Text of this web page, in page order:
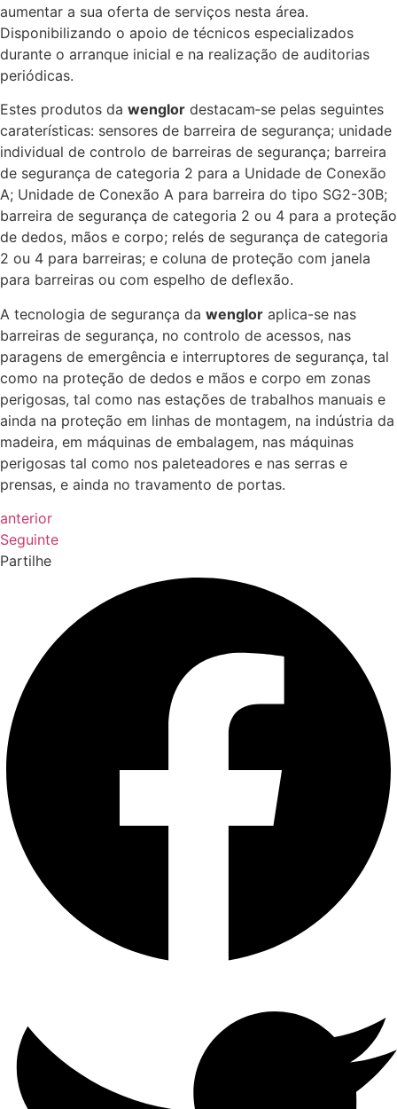
aumentar a sua oferta de serviços nesta área.
Disponibilizando o apoio de técnicos especializados
durante o arranque inicial e na realização de auditorias
periódicas.
Estes produtos da wenglor destacam‑se pelas seguintes
caraterísticas: sensores de barreira de segurança; unidade
individual de controlo de barreiras de segurança; barreira
de segurança de categoria 2 para a Unidade de Conexão
A; Unidade de Conexão A para barreira do tipo SG2-30B;
barreira de segurança de categoria 2 ou 4 para a proteção
de dedos, mãos e corpo; relés de segurança de categoria
2 ou 4 para barreiras; e coluna de proteção com janela
para barreiras ou com espelho de deflexão.
A tecnologia de segurança da wenglor aplica-se nas
barreiras de segurança, no controlo de acessos, nas
paragens de emergência e interruptores de segurança, tal
como na proteção de dedos e mãos e corpo em zonas
perigosas, tal como nas estações de trabalhos manuais e
ainda na proteção em linhas de montagem, na indústria da
madeira, em máquinas de embalagem, nas máquinas
perigosas tal como nos paleteadores e nas serras e
prensas, e ainda no travamento de portas.
anterior
Seguinte
Partilhe